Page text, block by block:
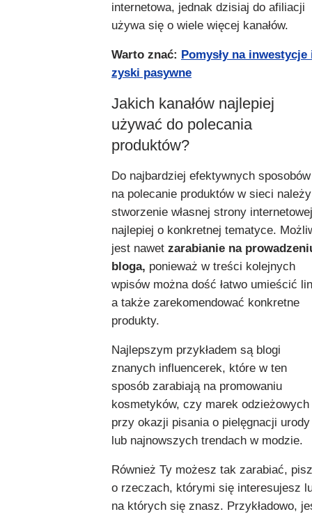
internetowa, jednak dzisiaj do afiliacji
używa się o wiele więcej kanałów.
Warto znać: Pomysły na inwestycje
zyski pasywne
Jakich kanałów najlepiej
używać do polecania
produktów?
Do najbardziej efektywnych sposobów
na polecanie produktów w sieci należy
stworzenie własnej strony
najlepiej o konkretnej tematyce.
jest nawet zarabianie na
bloga, ponieważ w treści kolejnych
wpisów można dość łatwo umieścić
a także zarekomendować konkretne
produkty.
Najlepszym przykładem są blogi
znanych influencerek, które w ten
sposób zarabiają na promowaniu
kosmetyków, czy marek odzieżowych
przy okazji pisania o pielęgnacji urody
lub najnowszych trendach w modzie.
Również Ty możesz tak zarabiać,
o rzeczach, którymi się interesujesz
na których się znasz. Przykładowo,